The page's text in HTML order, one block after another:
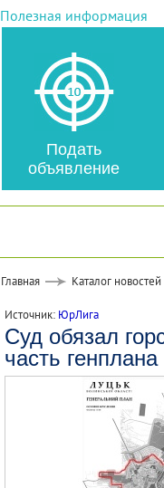
Полезная информация
Подать
объявление
Главная Каталог новостей
Источник: ЮрЛига
Суд обязал
часть генплана